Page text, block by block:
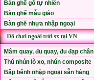
Bàn ghế gỗ tự nhiên
Bàn ghế mẫu giáo
Bàn ghế nhựa nhập ngoại
Đồ chơi ngoài trời sx tại VN
Mâm quay, đu quay, đu đạp chân
Thú nhún lò xo, nhún composite
Bập bênh nhập ngoại sẵn hàng